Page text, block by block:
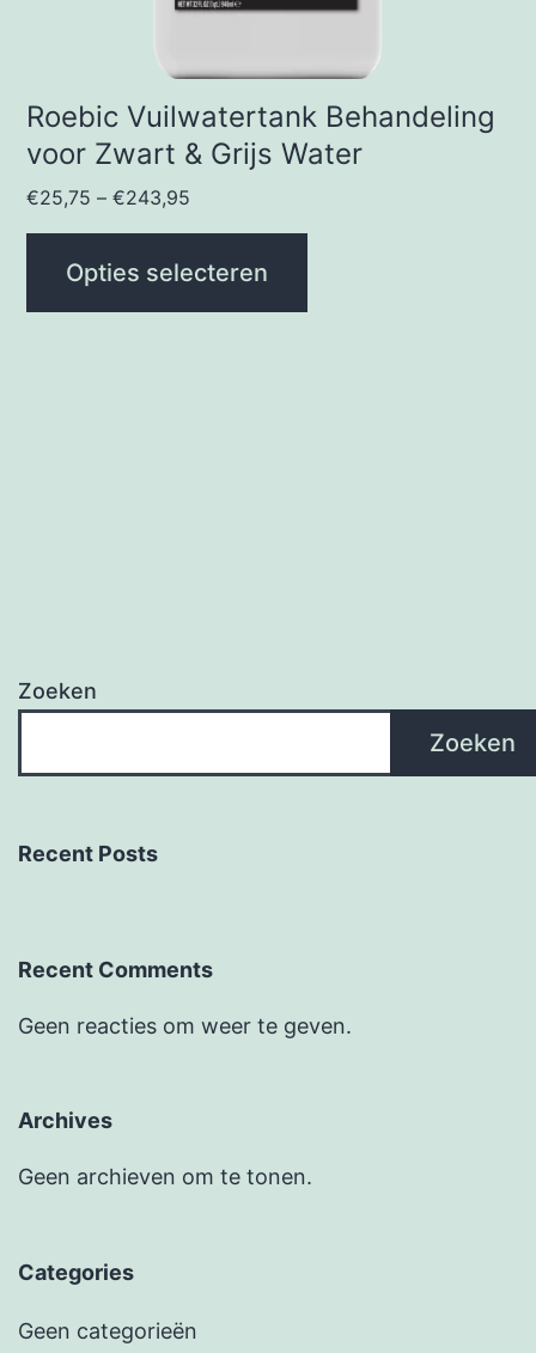
Roebic Vuilwatertank Behandeling
voor Zwart & Grijs Water
€25,75 –€243,95
Opties selecteren
productpagina
Zoeken
Zoeken
Recent Posts
Recent Comments
Geen reacties om weer te geven.
Archives
Geen archieven om te tonen.
Categories
Geen categorieën